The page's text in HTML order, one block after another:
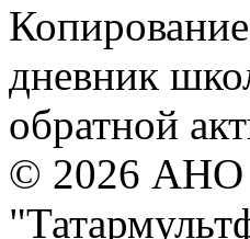
дневник
обратной
© 2026